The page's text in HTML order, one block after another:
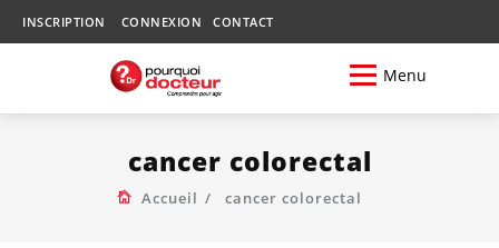
INSCRIPTION CONNEXION CONTACT
Menu
cancer colorectal
Accueil cancer colorectal